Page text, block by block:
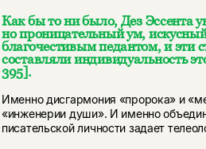
Как бы то ни было, Дез Эссента
но проницательный ум,
благочестивым педантом, и эти
составляли индивидуальность
395].
Именно дисгармония «пророка» и
«инженерии души». И именно
писательской личности задает